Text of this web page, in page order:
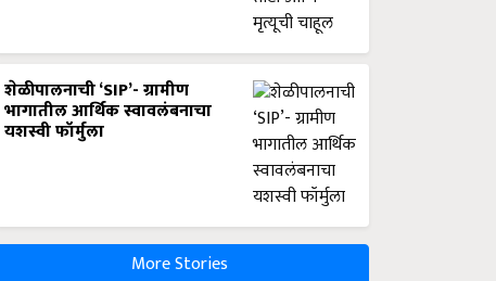
शेळीपालनाची ‘SIP’- ग्रामीण
भागातील आर्थिक स्वावलंबनाचा
यशस्वी फॉर्मुला
More Stories